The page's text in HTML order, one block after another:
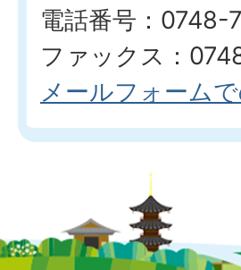
電話番号：0748-
ファックス：
メールフォーム